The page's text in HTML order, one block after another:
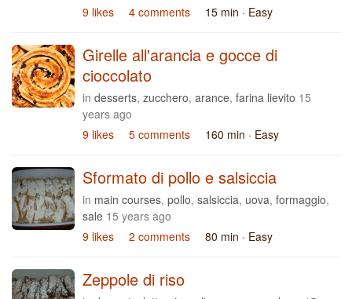
9 likes
4 comments 15 min · Easy
Girelle all'arancia e gocce di
cioccolato
in desserts, zucchero, arance, farina lievito 15
years ago
9 likes
5 comments 160 min · Easy
Sformato di pollo e salsiccia
in main courses, pollo, salsiccia, uova, formaggio,
sale 15 years ago
9 likes
2 comments 80 min · Easy
Zeppole di riso